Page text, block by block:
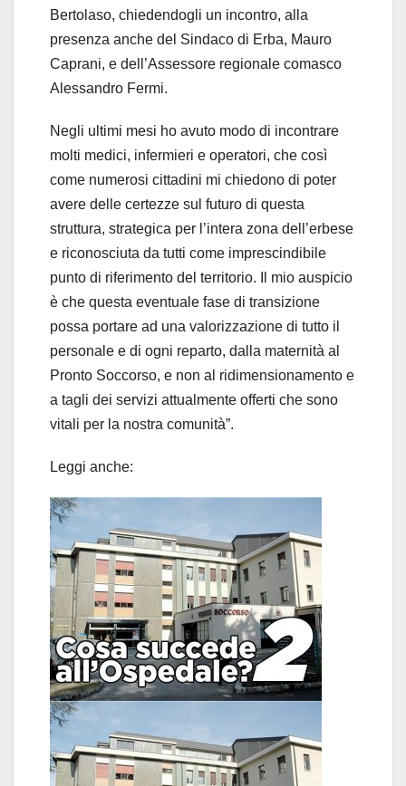
Bertolaso, chiedendogli un incontro, alla
presenza anche del Sindaco di Erba, Mauro
Caprani, e dell’Assessore regionale comasco
Alessandro Fermi.
Negli ultimi mesi ho avuto modo di incontrare
molti medici, infermieri e operatori, che così
come numerosi cittadini mi chiedono di poter
avere delle certezze sul futuro di questa
struttura, strategica per l’intera zona dell’erbese
e riconosciuta da tutti come imprescindibile
punto di riferimento del territorio. Il mio auspicio
è che questa eventuale fase di transizione
possa portare ad una valorizzazione di tutto il
personale e di ogni reparto, dalla maternità al
Pronto Soccorso, e non al ridimensionamento e
a tagli dei servizi attualmente offerti che sono
vitali per la nostra comunità”.
Leggi anche: